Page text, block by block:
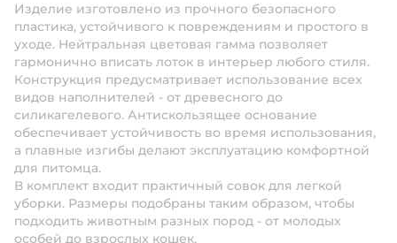
Изделие изготовлено из прочного безопасного
пластика, устойчивого к повреждениям и простого в
уходе. Нейтральная цветовая гамма позволяет
гармонично вписать лоток в интерьер любого стиля.
Конструкция предусматривает использование всех
видов наполнителей - от древесного до
силикагелевого. Антискользящее основание
обеспечивает устойчивость во время использования,
а плавные изгибы делают эксплуатацию комфортной
для питомца.
В комплект входит практичный совок для легкой
уборки. Размеры подобраны таким образом, чтобы
подходить животным разных пород - от молодых
особей до взрослых кошек.